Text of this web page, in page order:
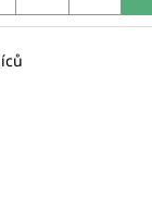
DELRIN